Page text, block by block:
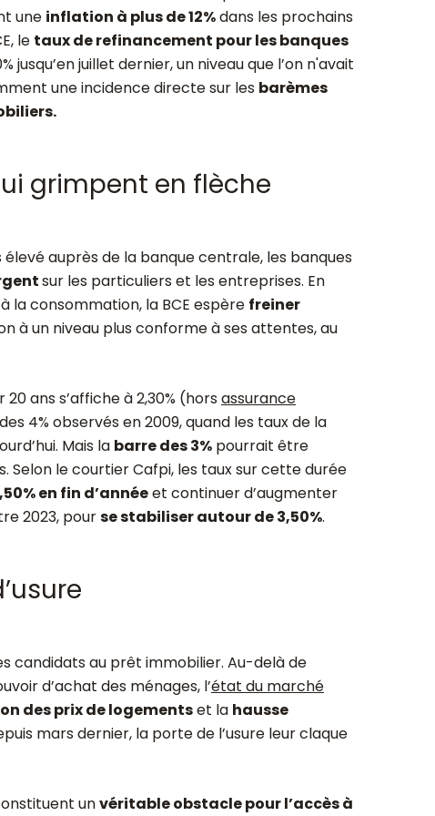
une inflation à plus de 12%dans les prochains
le taux de refinancement pour les banques
jusqu’en juillet dernier, un niveau que l’on n'avait
une incidence directe sur les barèmes
grimpent en flèche
auprès de la banque centrale, les banques
sur les particuliers et les entreprises. En
la consommation, la BCE espère freiner
à un niveau plus conforme à ses attentes, au
ans s’affiche à 2,30% (horsassurance
4% observés en 2009, quand les taux de la
Mais la barre des 3% pourrait être
Selon le courtier Cafpi, les taux sur cette durée
en fin d’annéeet continuer d’augmenter
2023, pourse stabiliser autour de 3,50%.
candidats au prêt immobilier. Au-delà de
d’achat des ménages, l’état du marché
des prix de logementset la hausse
mars dernier, la porte de l’usure leur claque
unvéritable obstacle pour l’accès à